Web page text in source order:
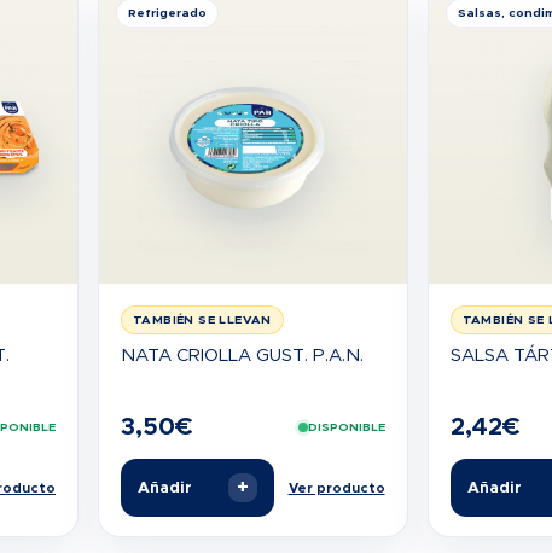
Refrigerado
TAMBIÉN SE LLEVAN
NATA CRIOLLA GUST. P.A.N.
3,50€ DISPONIBLE
Añadir + Ver producto
Salsas,
TAMBIÉN SE
SALSA
2,42€
Añadir